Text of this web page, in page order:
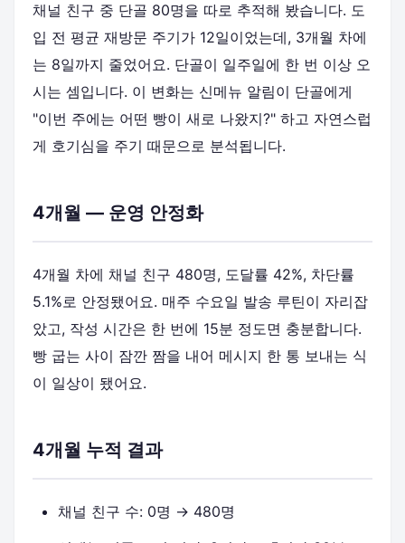
채널 친구 중 단골 80명을 따로 추적해 봤습니다. 도
입 전 평균 재방문 주기가 12일이었는데, 3개월 차에
는 8일까지 줄었어요. 단골이 일주일에 한 번 이상 오
시는 셈입니다. 이 변화는 신메뉴 알림이 단골에게
"이번 주에는 어떤 빵이 새로 나왔지?" 하고 자연스럽
게 호기심을 주기 때문으로 분석됩니다.
4개월 — 운영 안정화
4개월 차에 채널 친구 480명, 도달률 42%, 차단률
5.1%로 안정됐어요. 매주 수요일 발송 루틴이 자리잡
았고, 작성 시간은 한 번에 15분 정도면 충분합니다.
빵 굽는 사이 잠깐 짬을 내어 메시지 한 통 보내는 식
이 일상이 됐어요.
4개월 누적 결과
채널 친구 수: 0명 → 480명